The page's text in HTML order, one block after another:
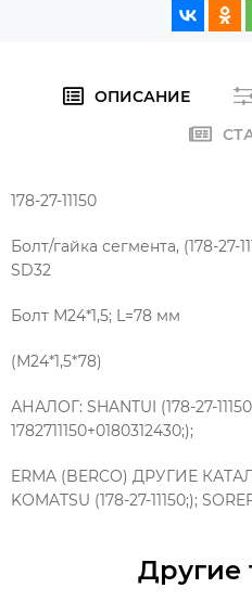
ОПИСАНИЕ
178-27-11150
Болт/гайка сегмента, (178-27-
SD32
Болт М24*1,5; L=78 мм
(М24*1,5*78)
АНАЛОГ: SHANTUI (178-27-
1782711150+0180312430;);
ERMA (BERCO) ДРУГИЕ
KOMATSU (178-27-11150;);
Другие